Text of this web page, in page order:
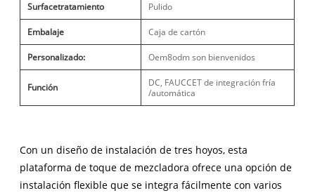
Surfacetratamiento Pulido
Embalaje Caja de cartón
Personalizado: Oem8odm son bienvenidos
Función
DC, FAUCCET de integración fría
/automática
Con un diseño de instalación de tres hoyos, esta
plataforma de toque de mezcladora ofrece una opción de
instalación flexible que se integra fácilmente con varios